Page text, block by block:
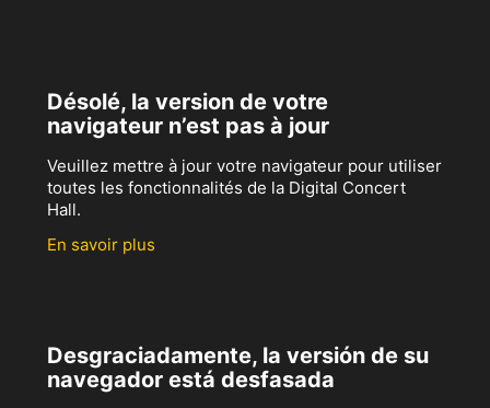
Désolé, la version de votre
navigateur n’est pas à jour
Veuillez mettre à jour votre navigateur pour utiliser
toutes les fonctionnalités de la Digital Concert
Hall.
En savoir plus
Desgraciadamente, la versión de su
navegador está desfasada